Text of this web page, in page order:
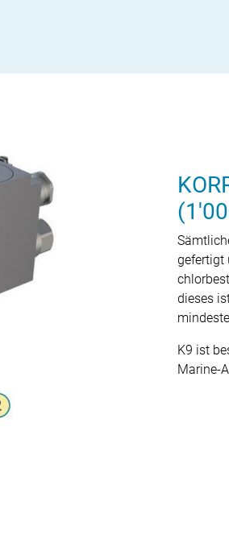
gefertigt
dieses
K9 ist
Marine-